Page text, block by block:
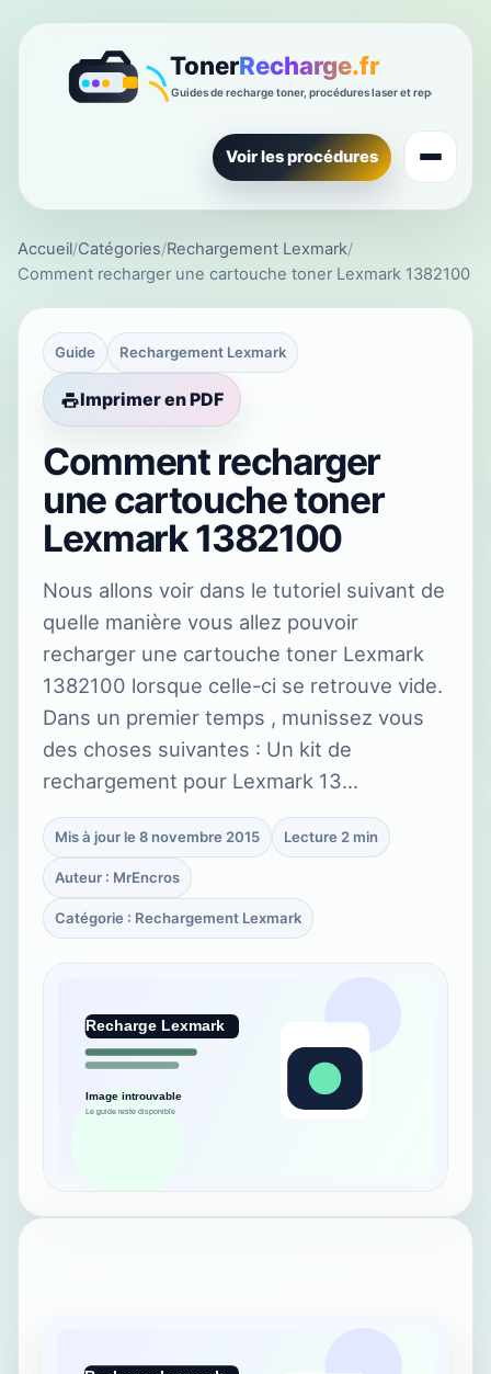
Voir les procédures
Accueil/Catégories/Rechargement Lexmark/
Comment recharger une cartouche toner Lexmark 1382100
Guide Rechargement Lexmark
Imprimer en PDF
Comment recharger
une cartouche toner
Lexmark 1382100
Nous allons voir dans le tutoriel suivant de
quelle manière vous allez pouvoir
recharger une cartouche toner Lexmark
1382100 lorsque celle-ci se retrouve vide.
Dans un premier temps , munissez vous
des choses suivantes : Un kit de
rechargement pour Lexmark 13…
Mis à jour le 8 novembre 2015 Lecture 2 min
Auteur : MrEncros
Catégorie : Rechargement Lexmark